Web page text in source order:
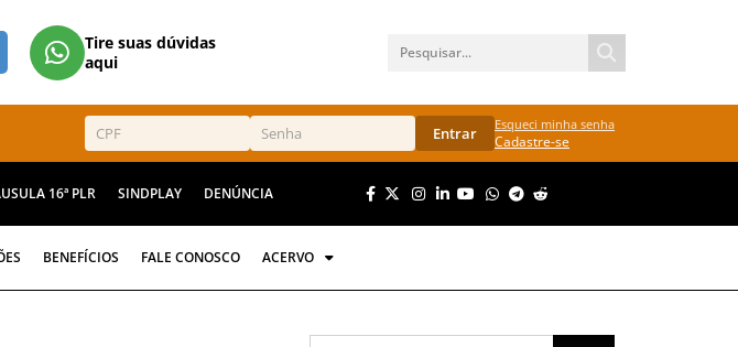
Tire suas dúvidas
aqui
Entrar Esqueci minha senha
Cadastre-se
16ª PLR SINDPLAY DENÚNCIA
BENEFÍCIOS FALE CONOSCO ACERVO